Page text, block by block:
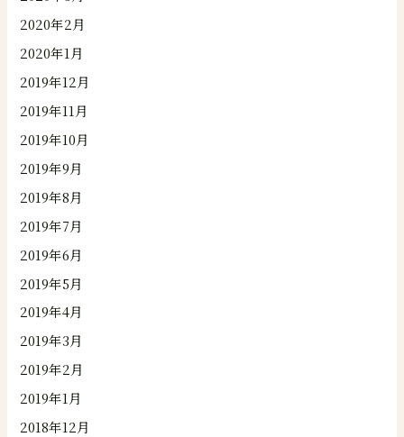
2020年2月
2020年1月
2019年12月
2019年11月
2019年10月
2019年9月
2019年8月
2019年7月
2019年6月
2019年5月
2019年4月
2019年3月
2019年2月
2019年1月
2018年12月